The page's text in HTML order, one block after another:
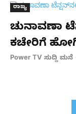
ರಾಜ್ಯ
ಚುನಾವಣಾ
ಕಚೇರಿಗೆ
Power TV ಸುದ್ದಿ ಮನೆ